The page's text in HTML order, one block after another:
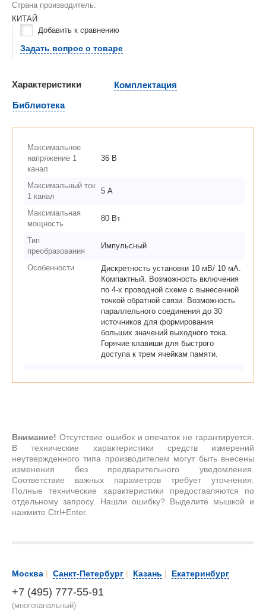
Страна производитель:
КИТАЙ
Добавить к сравнению
Задать вопрос о товаре
Характеристики
Комплектация
Библиотека
Максимальное
напряжение 1
канал
36 В
Максимальный ток
1 канал
5 А
Максимальная
мощность
80 Вт
Тип
преобразования
Импульсный
Особенности
Дискретность установки 10 мВ/ 10 мА.
Компактный. Возможность включения
по 4-х проводной схеме с вынесенной
точкой обратной связи. Возможность
параллельного соединения до 30
источников для формирования
больших значений выходного тока.
Горячие клавиши для быстрого
доступа к трем ячейкам памяти.
Внимание! Отсутствие ошибок и опечаток не гарантируется.
В технические характеристики средств измерений
неутвержденного типа производителем могут быть внесены
изменения без предварительного уведомления.
Соответствие важных параметров требует уточнения.
Полные технические характеристики предоставляются по
отдельному запросу. Нашли ошибку? Выделите мышкой и
нажмите Ctrl+Enter.
Москва | Санкт-Петербург | Казань | Екатеринбург
+7 (495) 777-55-91
(многоканальный)